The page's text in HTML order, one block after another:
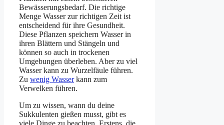
Bewässerungsbedarf. Die richtige
Menge Wasser zur richtigen Zeit ist
entscheidend für ihre Gesundheit.
Diese Pflanzen speichern Wasser in
ihren Blättern und Stängeln und
können so auch in trockenen
Umgebungen überleben. Aber zu viel
Wasser kann zu Wurzelfäule führen.
Zu wenig Wasserkann zum
Verwelken führen.
Um zu wissen, wann du deine
Sukkulenten gießen musst, gibt es